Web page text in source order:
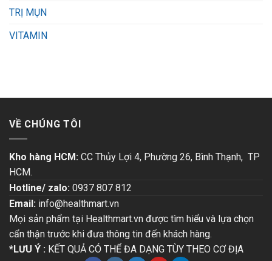
TRỊ MỤN
VITAMIN
VỀ CHÚNG TÔI
Kho hàng HCM: CC Thủy Lợi 4, Phường 26, Bình Thạnh, TP
HCM.
Hotline/ zalo: 0937 807 812
Email: info@healthmart.vn
Mọi sản phẩm tại Healthmart.vn được tìm hiểu và lựa chọn
cẩn thận trước khi đưa thông tin đến khách hàng.
*LƯU Ý : KẾT QUẢ CÓ THỂ ĐA DẠNG TÙY THEO CƠ ĐỊA